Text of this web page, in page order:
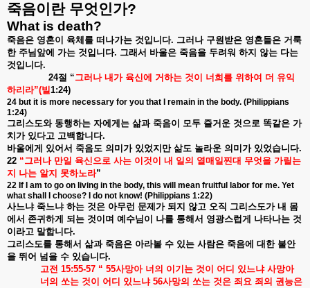
죽음이란 무엇인가?
What is death?
죽음은 영혼이 육체를 떠나가는 것입니다. 그러나 구원받은 영혼들은 거룩
한 주님앞에 가는 것입니다. 그래서 바울은 죽음을 두려워 하지 않는 다는
것입니다.
24절 “그러나 내가 육신에 거하는 것이 너희를 위하여 더 유익
하리라”(빌1:24)
24 but it is more necessary for you that I remain in the body. (Philippians
1:24)
그리스도와 동행하는 자에게는 삶과 죽음이 모두 즐거운 것으로 똑같은 가
치가 있다고 고백합니다.
바울에게 있어서 죽음도 의미가 있었지만 삶도 놀라운 의미가 있었습니다.
22 “그러나 만일 육신으로 사는 이것이 내 일의 열매일찐대 무엇을 가릴는
지 나는 알지 못하노라”
22 If I am to go on living in the body, this will mean fruitful labor for me. Yet
what shall I choose? I do not know! (Philippians 1:22)
사느냐 죽느냐 하는 것은 아무런 문제가 되지 않고 오직 그리스도가 내 몸
에서 존귀하게 되는 것이며 예수님이 나를 통해서 영광스럽게 나타나는 것
이라고 말합니다.
그리스도를 통해서 삶과 죽음은 아라볼 수 있는 사람은 죽음에 대한 불안
을 뛰어 넘을 수 있습니다.
고전 15:55-57 “ 55사망아 너의 이기는 것이 어디 있느냐 사망아
너의 쏘는 것이 어디 있느냐56사망의 쏘는 것은 죄요 죄의 권능은